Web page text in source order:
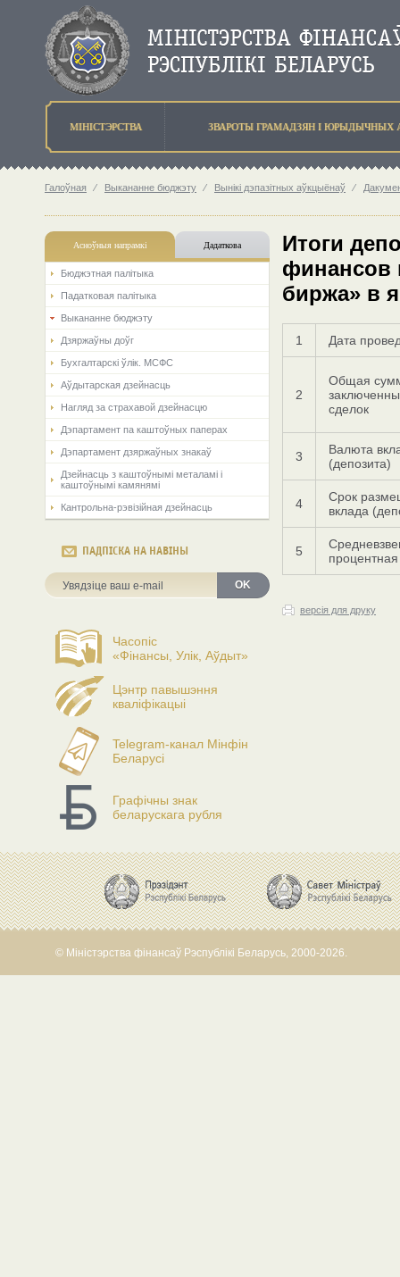
МIНIСТЭРСТВА ЗВАРОТЫ ГРАМАДЗЯН I ЮРЫДЫЧНЫХ
Галоўная ⁄ Выкананне бюджэту ⁄ Вынiкi дэпазiтных аўкцыёнаў ⁄
Асноўныя напрамкi Дадаткова
Бюджэтная палiтыка
Падатковая палітыка
Выкананне бюджэту
Дзяржаўны доўг
Бухгалтарскі ўлік. МСФС
Аўдытарская дзейнасць
Нагляд за страхавой дзейнасцю
Дэпартамент па каштоўных паперах
Дэпартамент дзяржаўных знакаў
Дзейнасць з каштоўнымі металамі і
каштоўнымі камянямі
Кантрольна-рэвізійная дзейнасць
ПАДПІСКА НА НАВІНЫ
OK
Часопіс
«Фінансы, Улік, Аўдыт»
Цэнтр павышэння
кваліфікацыі
Telegram-канал Мінфін
Беларусі
Графічны знак
беларускага рубля
Итоги
финансов
биржа» в
1 Дата
2
Общая
сделок
3
Валюта
(депозита)
4
Срок
вклада
5
процентная
версія для друку
© Міністэрства фінансаў Рэспублікі Беларусь, 2000-2026.